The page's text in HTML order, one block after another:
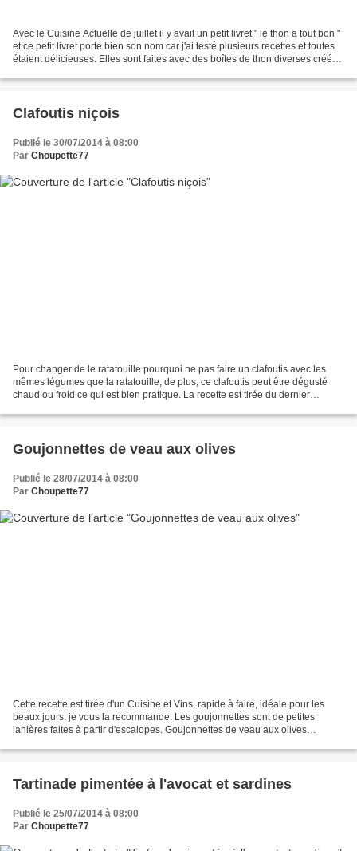
Avec le Cuisine Actuelle de juillet il y avait un petit livret " le thon a tout bon "
et ce petit livret porte bien son nom car j'ai testé plusieurs recettes et toutes
étaient délicieuses. Elles sont faites avec des boîtes de thon diverses créées
Clafoutis niçois
Publié le 30/07/2014 à 08:00
Par Choupette77
Pour changer de le ratatouille pourquoi ne pas faire un clafoutis avec les
mêmes légumes que la ratatouille, de plus, ce clafoutis peut être dégusté
chaud ou froid ce qui est bien pratique. La recette est tirée du dernier
Goujonnettes de veau aux olives
Publié le 28/07/2014 à 08:00
Par Choupette77
Cette recette est tirée d'un Cuisine et Vins, rapide à faire, idéale pour les
beaux jours, je vous la recommande. Les goujonnettes sont de petites
lanières faites à partir d'escalopes. Goujonnettes de veau aux olives
Tartinade pimentée à l'avocat et sardines
Publié le 25/07/2014 à 08:00
Par Choupette77